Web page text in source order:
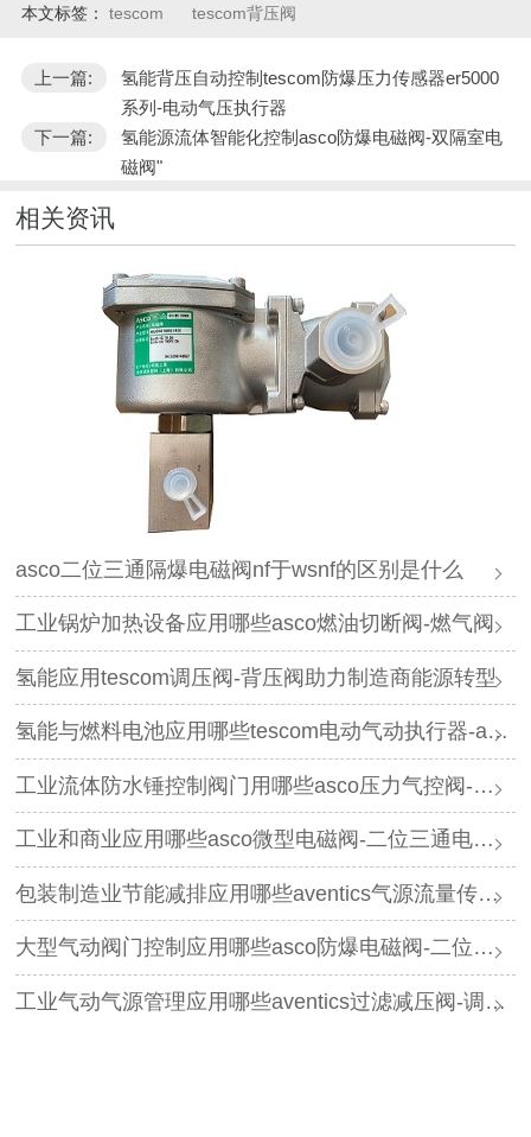
本文标签： tescom tescom背压阀
上一篇:
氢能背压自动控制tescom防爆压力传感器er5000
系列-电动气压执行器
下一篇:
氢能源流体智能化控制asco防爆电磁阀-双隔室电
磁阀"
相关资讯
asco二位三通隔爆电磁阀nf于wsnf的区别是什么
工业锅炉加热设备应用哪些asco燃油切断阀-燃气阀
氢能应用tescom调压阀-背压阀助力制造商能源转型
氢能与燃料电池应用哪些tescom电动气动执行器-asco电磁阀
工业流体防水锤控制阀门用哪些asco压力气控阀-三通阀
工业和商业应用哪些asco微型电磁阀-二位三通电磁阀
包装制造业节能减排应用哪些aventics气源流量传感器-过滤减压阀
大型气动阀门控制应用哪些asco防爆电磁阀-二位五通电磁阀
工业气动气源管理应用哪些aventics过滤减压阀-调压器